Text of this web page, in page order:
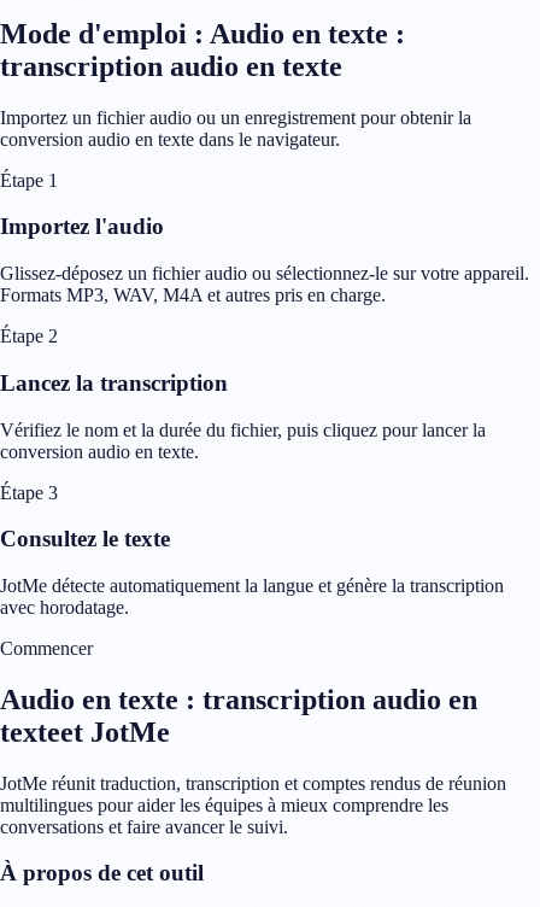
Mode d'emploi : Audio en texte :
transcription audio en texte
Importez un fichier audio ou un enregistrement pour obtenir la
conversion audio en texte dans le navigateur.
Étape 1
Importez l'audio
Glissez-déposez un fichier audio ou sélectionnez-le sur votre appareil.
Formats MP3, WAV, M4A et autres pris en charge.
Étape 2
Lancez la transcription
Vérifiez le nom et la durée du fichier, puis cliquez pour lancer la
conversion audio en texte.
Étape 3
Consultez le texte
JotMe détecte automatiquement la langue et génère la transcription
avec horodatage.
Commencer
Audio en texte : transcription audio en
texteet JotMe
JotMe réunit traduction, transcription et comptes rendus de réunion
multilingues pour aider les équipes à mieux comprendre les
conversations et faire avancer le suivi.
À propos de cet outil